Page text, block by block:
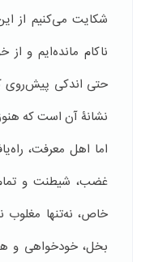
شکایت می‌کنیم از
ناکام مانده‌ایم و
حتی اندکی پیش‌روی
نشانۀ آن است که
اما اهل معرفت،
غضب، شیطنت و تمام
خاص، نه‌تنها مغلوب
بخل، خودخواهی و